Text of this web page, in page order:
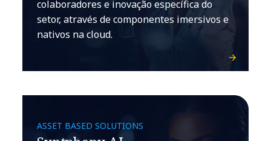
colaboradores e inovação específica do
setor, através de componentes imersivos e
nativos na cloud.
ASSET BASED SOLUTIONS